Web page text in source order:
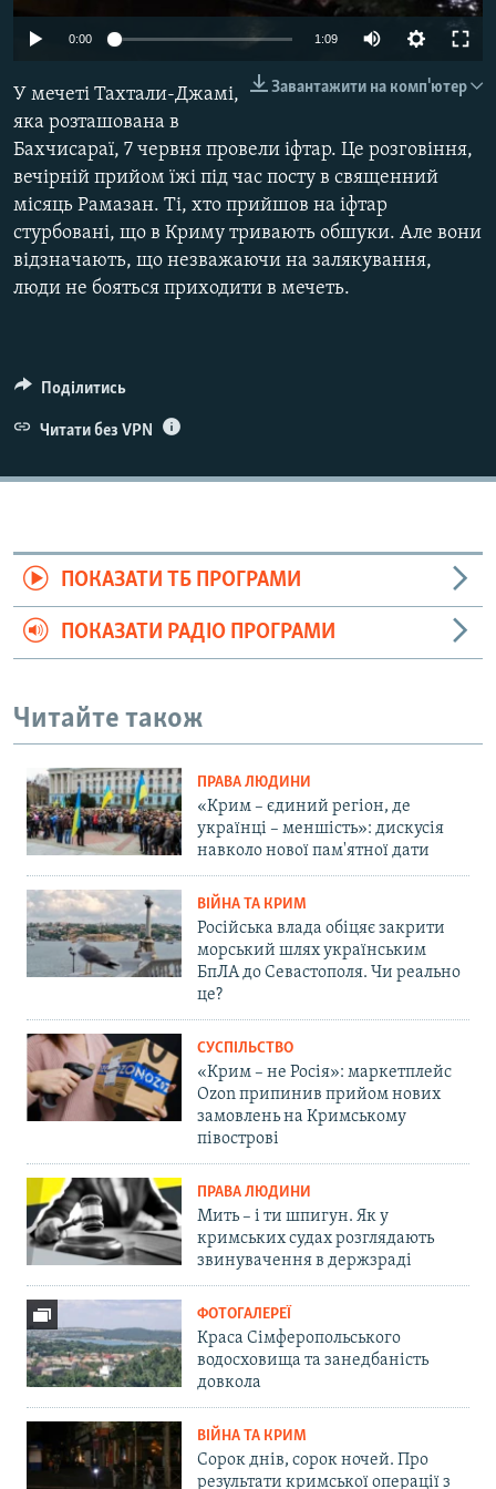
ВІДЕОУРОКИ «ELIFBE»
УКРАЇНСЬКА ПРОБЛЕМА КРИМУ
ІНФОГРАФІКА
Русский
ДОЛУЧАЙСЯ!
Усі сайти RFE/RL
0:00 1:09
Завантажити на комп'ютер
У мечеті Тахтали-Джамі,
яка розташована в
Бахчисараї, 7 червня провели іфтар. Це розговіння,
вечірній прийом їжі під час посту в священний
місяць Рамазан. Ті, хто прийшов на іфтар
стурбовані, що в Криму тривають обшуки. Але вони
відзначають, що незважаючи на залякування,
люди не бояться приходити в мечеть.
Поділитись
Читати без VPN
ПОКАЗАТИ ТБ ПРОГРАМИ
ПОКАЗАТИ РАДІО ПРОГРАМИ
Читайте також
ПРАВА ЛЮДИНИ
«Крим – єдиний регіон, де
українці – меншість»: дискусія
навколо нової пам'ятної дати
ВІЙНА ТА КРИМ
Російська влада обіцяє закрити
морський шлях українським
БпЛА до Севастополя. Чи реально
це?
СУСПІЛЬСТВО
«Крим – не Росія»: маркетплейс
Ozon припинив прийом нових
замовлень на Кримському
півострові
ПРАВА ЛЮДИНИ
Мить – і ти шпигун. Як у
кримських судах розглядають
звинувачення в держзраді
ФОТОГАЛЕРЕЇ
Краса Сімферопольського
водосховища та занедбаність
довкола
ВІЙНА ТА КРИМ
Сорок днів, сорок ночей. Про
результати кримської операції з